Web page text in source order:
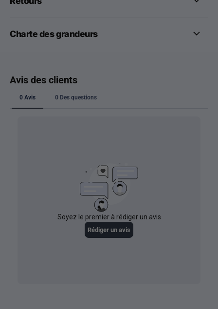
Charte des grandeurs